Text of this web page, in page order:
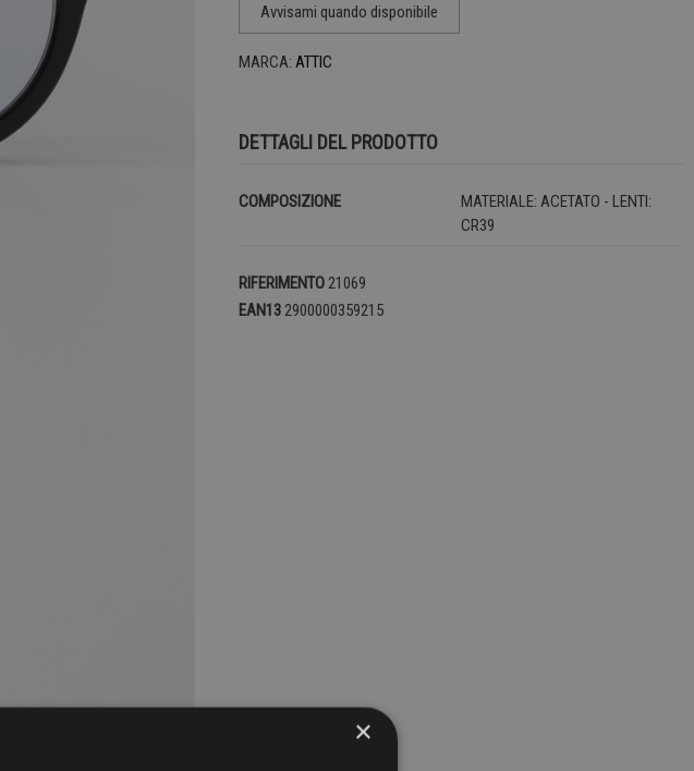
MARCA: ATTIC
DETTAGLI DEL PRODOTTO
COMPOSIZIONE
MATERIALE: ACETATO - LENTI:
CR39
RIFERIMENTO21069
EAN132900000359215
×